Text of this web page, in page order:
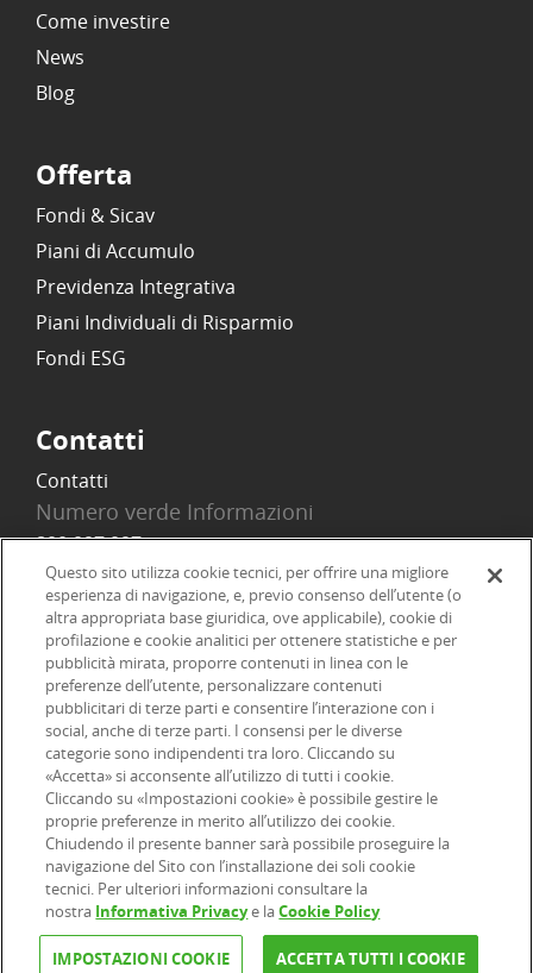
Come investire
News
Blog
Offerta
Fondi & Sicav
Piani di Accumulo
Previdenza Integrativa
Piani Individuali di Risparmio
Fondi ESG
Contatti
Contatti
Numero verde Informazioni
800 097 097
Email
info@onlinesim.it
Social
©2026 Online SIM, società del gruppo bancario ERSEL - P.IVA
12927410154
Informazioni legali| Dichiarazione di accessibilità
| | |
Questo sito utilizza cookie tecnici, per offrire una migliore
esperienza di navigazione, e, previo consenso dell’utente (o
altra appropriata base giuridica, ove applicabile), cookie di
profilazione e cookie analitici per ottenere statistiche e per
pubblicità mirata, proporre contenuti in linea con le
preferenze dell’utente, personalizzare contenuti
pubblicitari di terze parti e consentire l’interazione con i
social, anche di terze parti. I consensi per le diverse
categorie sono indipendenti tra loro. Cliccando su
«Accetta» si acconsente all’utilizzo di tutti i cookie.
Cliccando su «Impostazioni cookie» è possibile gestire le
proprie preferenze in merito all’utilizzo dei cookie.
Chiudendo il presente banner sarà possibile proseguire la
navigazione del Sito con l’installazione dei soli cookie
tecnici. Per ulteriori informazioni consultare la
nostra Informativa Privacye laCookie Policy
IMPOSTAZIONI COOKIE ACCETTA TUTTI I COOKIE